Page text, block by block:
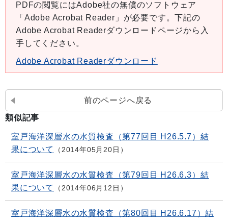
PDFの閲覧にはAdobe社の無償のソフトウェア
「Adobe Acrobat Reader」が必要です。下記の
Adobe Acrobat Readerダウンロードページから入
手してください。
Adobe Acrobat Readerダウンロード
前のページへ戻る
類似記事
室戸海洋深層水の水質検査（第77回目 H26.5.7）結
果について
2014年05月20日
室戸海洋深層水の水質検査（第79回目 H26.6.3）結
果について
2014年06月12日
室戸海洋深層水の水質検査（第80回目 H26.6.17）結